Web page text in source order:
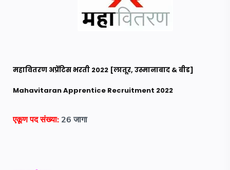
महावितरण अप्रेंटिस भरती 2022 [लातूर, उस्मानाबाद & बीड]
Mahavitaran Apprentice Recruitment 2022
एकूण पद संख्या: 26जागा